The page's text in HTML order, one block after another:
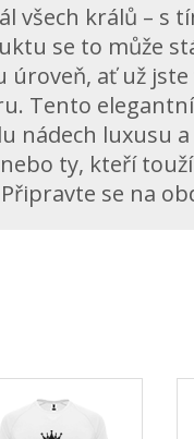
všech králů – s
se to může
úroveň, ať už
Tento
nádech luxusu
ty, kteří
se na